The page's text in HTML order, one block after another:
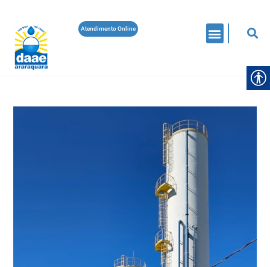
Atendimento Online